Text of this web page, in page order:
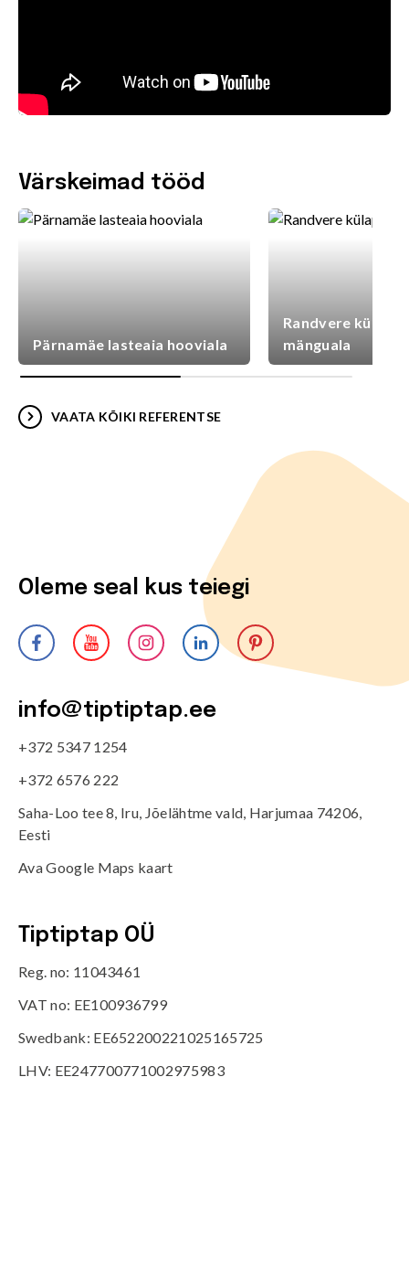
Värskeimad tööd
Pärnamäe lasteaia hooviala
Randvere
mänguala
VAATA KÕIKI REFERENTSE
Oleme seal kus teiegi
info@tiptiptap.ee
+372 5347 1254
+372 6576 222
Saha-Loo tee 8, Iru, Jõelähtme vald, Harjumaa 74206,
Eesti
Ava Google Maps kaart
Tiptiptap OÜ
Reg. no: 11043461
VAT no: EE100936799
Swedbank: EE652200221025165725
LHV: EE247700771002975983